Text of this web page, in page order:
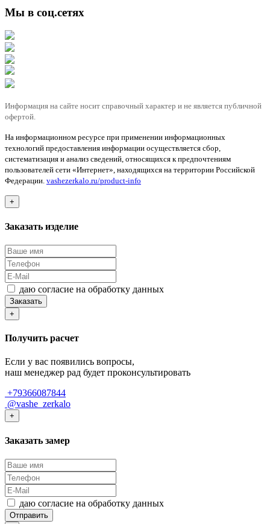
Мы в соц.сетях
Информация на сайте носит справочный характер и не является публичной
офертой.
На информационном ресурсе при применении информационных
технологий предоставления информации осуществляется сбор,
систематизация и анализ сведений, относящихся к предпочтениям
пользователей сети «Интернет», находящихся на территории Российской
Федерации. vashezerkalo.ru/product-info
+
Заказать изделие
даю согласие на обработку данных
Заказать
+
Получить расчет
Если у вас появились вопросы,
наш менеджер рад будет проконсультировать
+79366087844
@vashe_zerkalo
+
Заказать замер
даю согласие на обработку данных
Отправить